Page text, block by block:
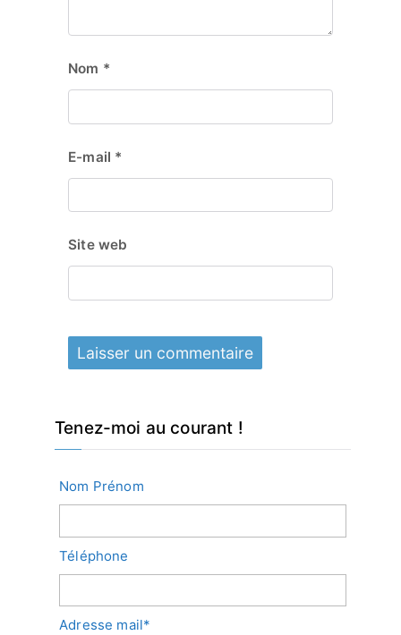
Nom *
E-mail *
Site web
Tenez-moi au courant !
Nom Prénom
Téléphone
Adresse mail*